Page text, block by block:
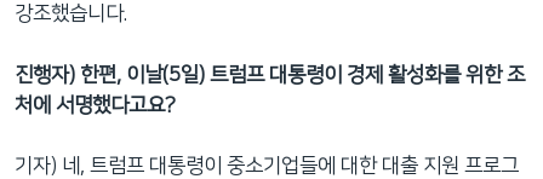
강조했습니다.
진행자) 한편, 이날(5일) 트럼프 대통령이 경제 활성화를 위한 조
처에 서명했다고요?
기자) 네, 트럼프 대통령이 중소기업들에 대한 대출 지원 프로그